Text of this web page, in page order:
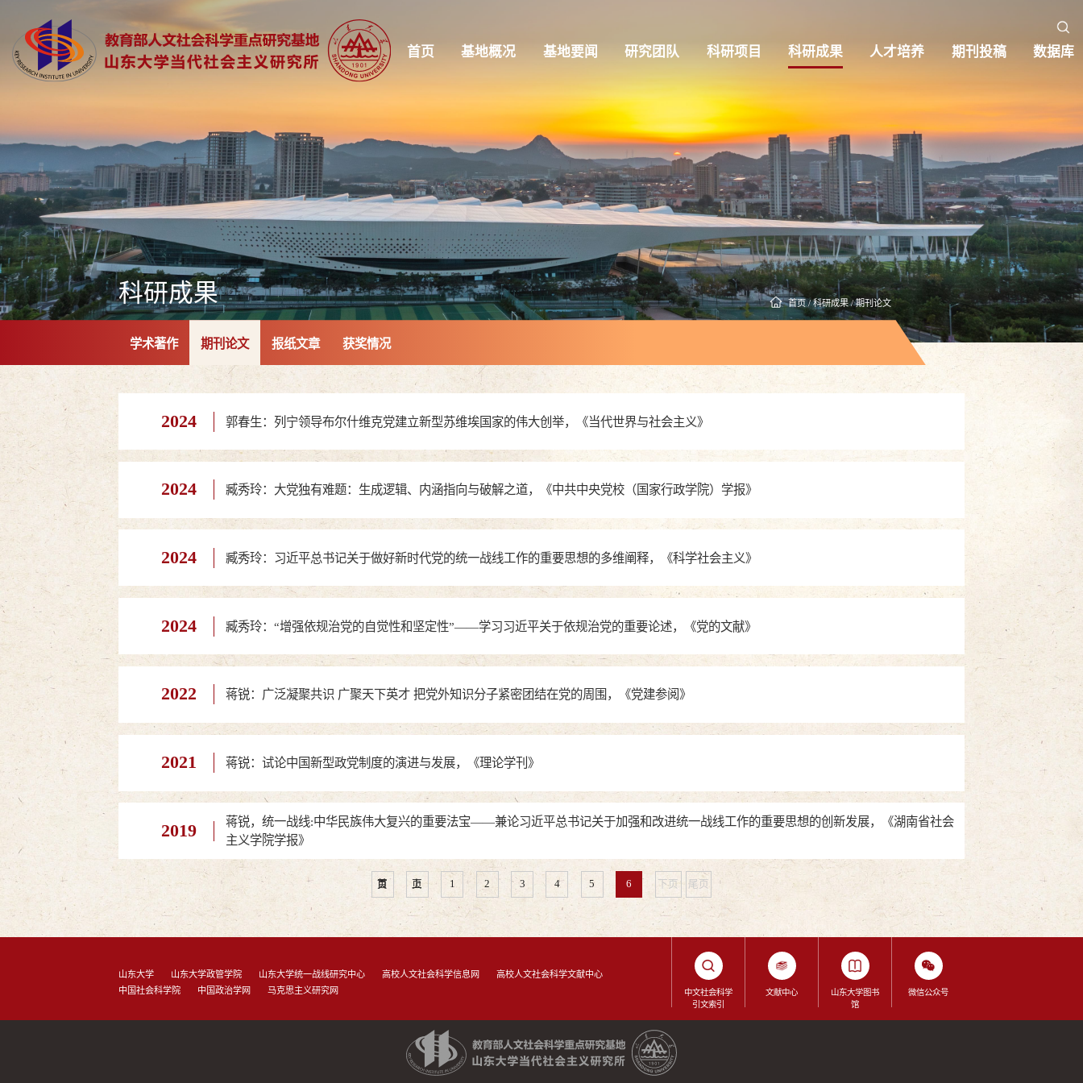
首页 基地概况 基地要闻 研究团队 科研项目 科研成果 人才培养 期刊投稿 数据库
科研成果 首页/科研成果/期刊论文
学术著作 期刊论文 报纸文章 获奖情况
2024 郭春生：列宁领导布尔什维克党建立新型苏维埃国家的伟大创举，《当代世界与社会主义》
2024 臧秀玲：大党独有难题：生成逻辑、内涵指向与破解之道，《中共中央党校（国家行政学院）学报》
2024 臧秀玲：习近平总书记关于做好新时代党的统一战线工作的重要思想的多维阐释，《科学社会主义》
2024 臧秀玲：“增强依规治党的自觉性和坚定性”——学习习近平关于依规治党的重要论述，《党的文献》
2022 蒋锐：广泛凝聚共识 广聚天下英才 把党外知识分子紧密团结在党的周围，《党建参阅》
2021 蒋锐：试论中国新型政党制度的演进与发展，《理论学刊》
2019
蒋锐，统一战线:中华民族伟大复兴的重要法宝——兼论习近平总书记关于加强和改进统一战线工作的重要思想的创新发展，《湖南省社会
主义学院学报》
首页 上页 1 2 3 4 5 6 下页 尾页
山东大学 山东大学政管学院 山东大学统一战线研究中心 高校人文社会科学信息网
高校人文社会科学文献中心
中国社会科学院
中国政治学网 马克思主义研究网
中文社会科学
引文索引
文献中心
山东大学图书
馆
微信公众号